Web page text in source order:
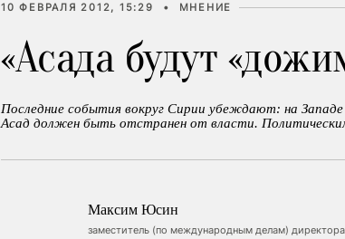
10 ФЕВРАЛЯ 2012, 15:29 • МНЕНИЕ
«Асада будут
Последние события вокруг Сирии убеждают: на
Асад должен быть отстранен от власти.
Максим Юсин
заместитель (по международным делам)